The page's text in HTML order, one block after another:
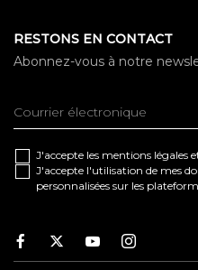
RESTONS EN CONTACT
Abonnez-vous à notre
J'accepte les mentions légales
J'accepte l'utilisation de mes
personnalisées sur les
Facebook
TwitterYoutubeInstagram